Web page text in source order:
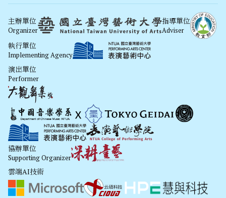
主辦單位
Organizer
指導單位
Adviser
執行單位
Implementing Agency
演出單位
Performer
協辦單位
Supporting Organizer
雲端AI技術